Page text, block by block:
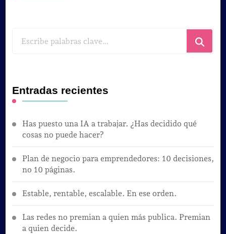
Entradas recientes
Has puesto una IA a trabajar. ¿Has decidido qué
cosas no puede hacer?
Plan de negocio para emprendedores: 10 decisiones,
no 10 páginas.
Estable, rentable, escalable. En ese orden.
Las redes no premian a quien más publica. Premian
a quien decide.